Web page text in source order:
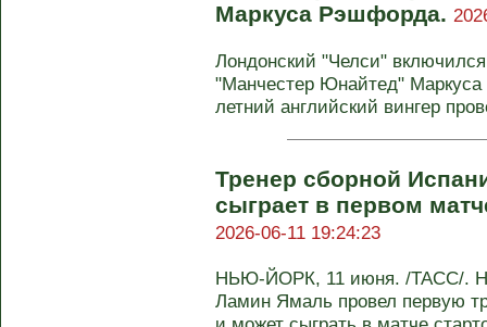
Маркуса Рэшфорда.
Лондонский "Челси"
"Манчестер Юнайтед"
летний английский вингер
Тренер сборной
сыграет в первом
2026-06-11 19:24:23
НЬЮ-ЙОРК, 11 июня. /ТАСС/.
Ламин Ямаль провел первую